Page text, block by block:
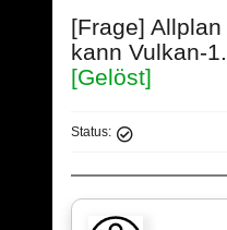
[Frage]
kann Vulkan-
[Gelöst]
Status: